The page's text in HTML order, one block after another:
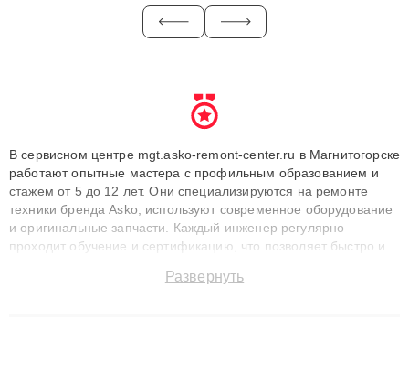
В сервисном центре mgt.asko-remont-center.ru в Магнитогорске
работают опытные мастера с профильным образованием и
стажем от 5 до 12 лет. Они специализируются на ремонте
техники бренда Asko, используют современное оборудование
и оригинальные запчасти. Каждый инженер регулярно
проходит обучение и сертификацию, что позволяет быстро и
сохранением гарантии до 3 лет. Наши мастера решают
Развернуть